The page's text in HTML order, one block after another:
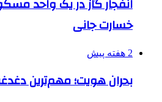
انفجار گاز در یک واحد
خسارت جانی
2 هفته پیش
بحران هویت؛ مهم‌ترین